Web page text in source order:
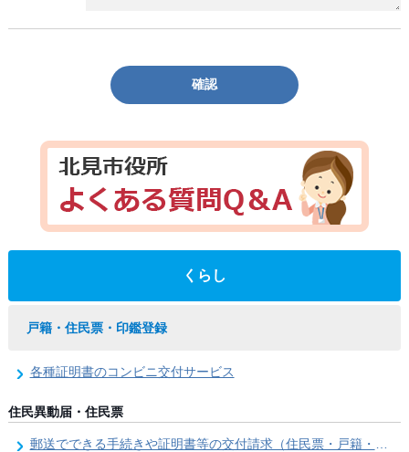
確認
くらし
戸籍・住民票・印鑑登録
各種証明書のコンビニ交付サービス
住民異動届・住民票
郵送でできる手続きや証明書等の交付請求（住民票・戸籍・国民年金関係）